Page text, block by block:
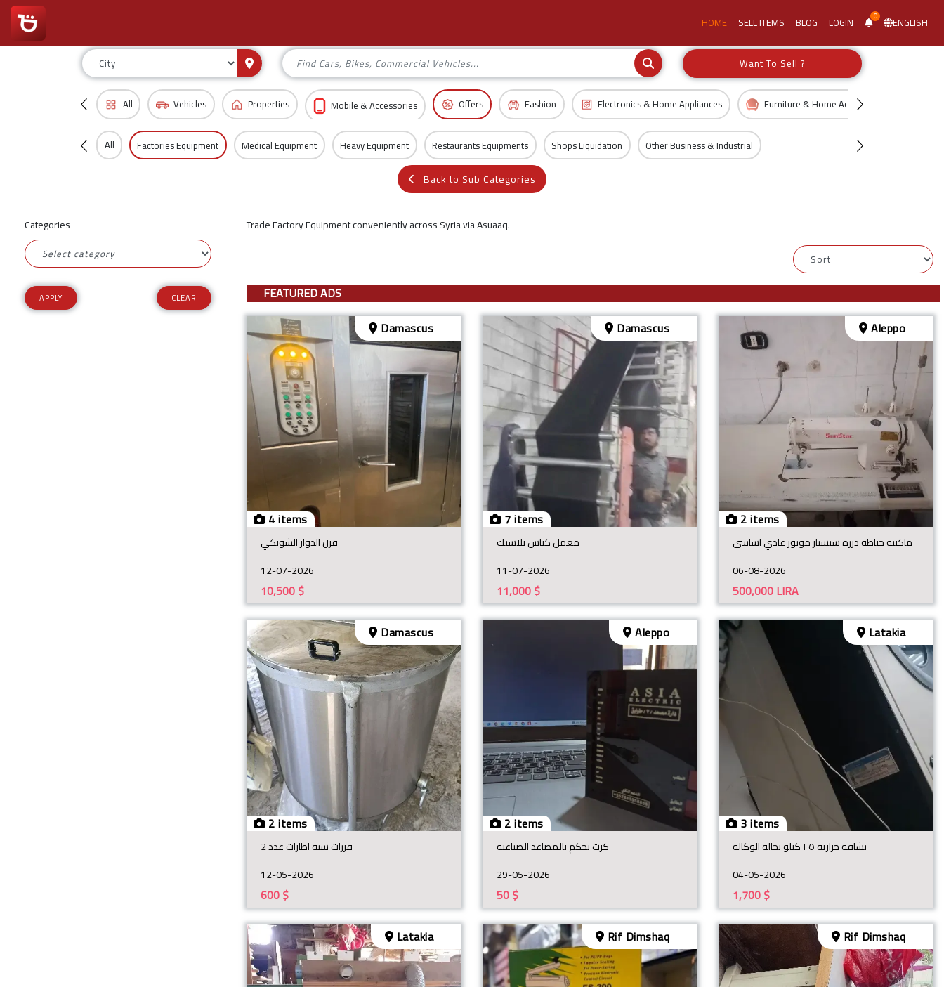
HOME SELL ITEMS BLOG LOGIN 0 ENGLISH
Want To Sell ?
All Vehicles Properties Mobile & Accessories Offers Fashion Electronics & Home Appliances Furniture & Home Accessories
All Factories Equipment Medical Equipment Heavy Equipment Restaurants Equipments Shops Liquidation Other Business & Industrial
Back to Sub Categories
Categories
CLEAR
Trade Factory Equipment conveniently across Syria via Asuaaq.
FEATURED ADS
4 items
Damascus
فرن الدوار الشويكي
12-07-2026
$
10,500
7 items
Damascus
معمل كياس بلاستك
11-07-2026
$
11,000
2 items
Aleppo
ماكينة خياطة درزة سنستار موتور عادي اساسي
06-08-2026
LIRA
500,000
2 items
Damascus
فرزات ستة اطارات عدد 2
12-05-2026
$
600
2 items
Aleppo
كرت تحكم بالمصاعد الصناعية
29-05-2026
$
50
3 items
Latakia
نشافة حرارية ٢٥ كيلو بحالة الوكالة
04-05-2026
$
1,700
Latakia Rif Dimshaq Rif Dimshaq